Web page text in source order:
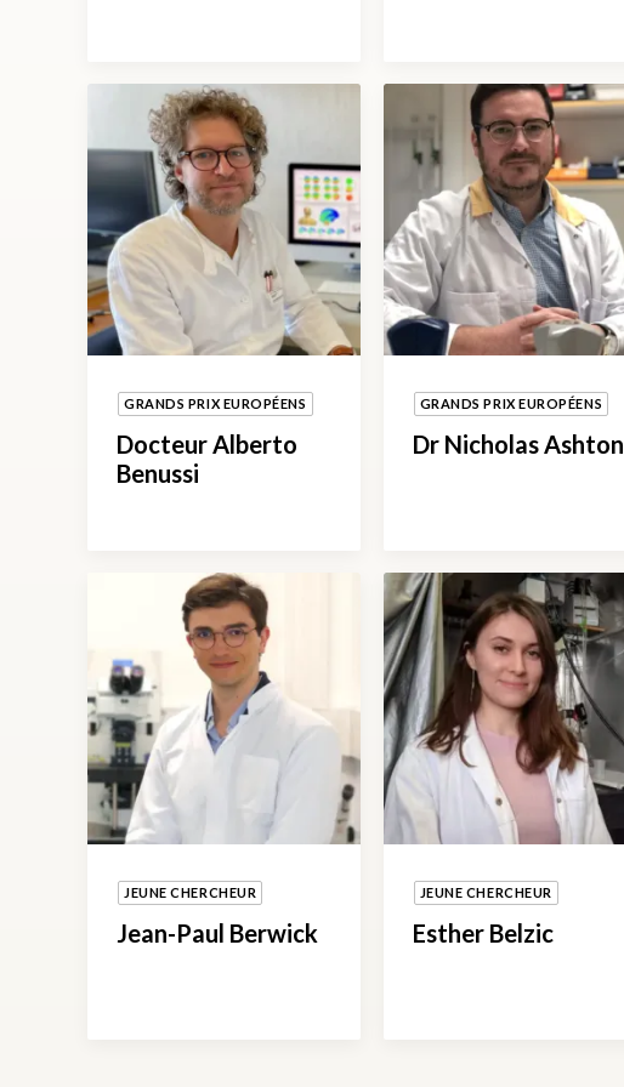
GRANDS PRIX EUROPÉENS
Docteur Alberto
Benussi
GRANDS PRIX EUROPÉENS
Dr Nicholas Ashton
JEUNE CHERCHEUR
Jean-Paul Berwick
JEUNE CHERCHEUR
Esther Belzic